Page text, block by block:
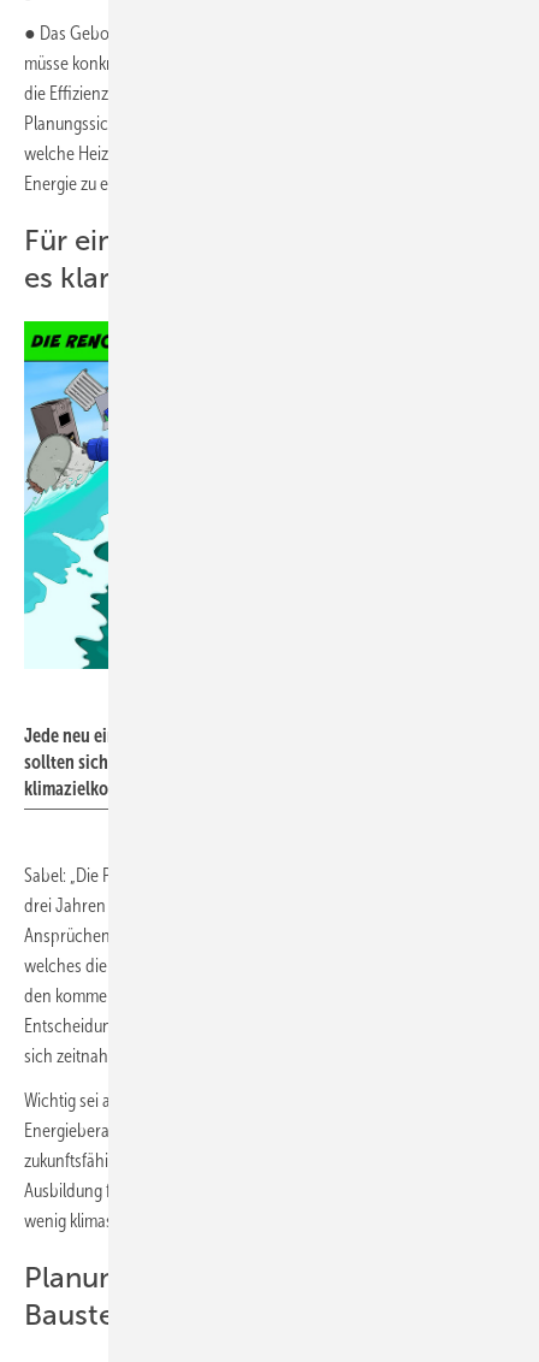
● Das Gebot zur Nutzung erneuerbarer Energien im Gebäudesektor
müsse konkretisiert werden: Die Vorgaben für die Modernisierung und
die Effizienzhausstandards im Neubau sollten im Sinne von
Planungssicherheit so festgelegt werden, dass klar erkennbar ist,
welche Heizungslösungen geeignet sind, um die 65 % erneuerbare
Energie zu erreichen und welche nicht.
Für eine gute Entscheidung braucht
es klare Perspektiven
Jede neu eingebaute Heizung läuft gut 20 Jahre. Hausbesitzer
sollten sich deshalb schon heute für eine Heizung entscheiden, die
klimazielkompatibel ist.
Sabel: „Die Politik muss dafür sorgen, dass bereits in den kommenden
drei Jahren möglichst Heizsysteme verbaut werden, die den neuen
Ansprüchen genügen. Wer sich heute für ein Heizsystem entscheidet,
welches die Anforderungen nicht erfüllt, wird mit dieser Heizung in
den kommenden 20 Jahren leben müssen. Für eine gute
Entscheidung braucht es klare Perspektiven, auch angesichts eines
sich zeitnah ändernden Energiepreisgefüges.“
Wichtig sei außerdem, dass für Fachhandwerker, Planer und
Energieberater Anreize geschaffen werden, sich verstärkt mit
zukunftsfähigen Heizungssystemen auseinanderzusetzen. Die
Ausbildung für SHK-Anlagenmechaniker berücksichtige insgesamt zu
wenig klimaschonende Heizungstechnologien wie Wärmepumpen.
Planungssicherheit ist der wichtigste
Baustein